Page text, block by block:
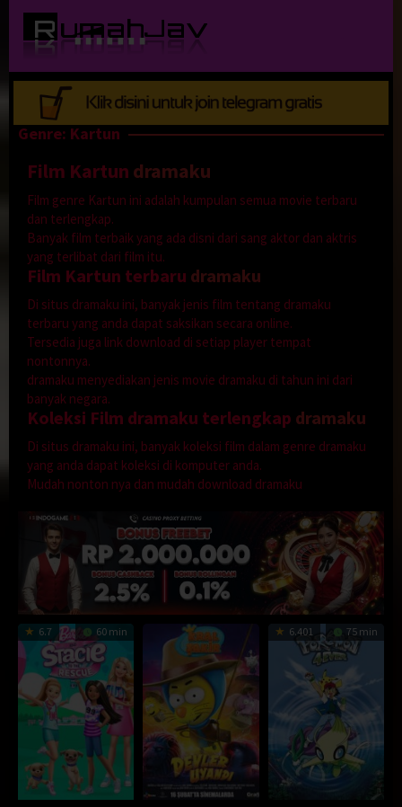
Loncat
konten
Genre: Kartun
Film Kartun dramaku
Film genre Kartun ini adalah kumpulan semua movie terbaru
dan terlengkap.
Banyak film terbaik yang ada disni dari sang aktor dan aktris
yang terlibat dari film itu.
Film Kartun terbaru dramaku
Di situs dramaku ini, banyak jenis film tentang dramaku
terbaru yang anda dapat saksikan secara online.
Tersedia juga link download di setiap player tempat
nontonnya.
dramaku menyediakan jenis movie dramaku di tahun ini dari
banyak negara.
Koleksi Film dramaku terlengkap dramaku
Di situs dramaku ini, banyak koleksi film dalam genre dramaku
yang anda dapat koleksi di komputer anda.
Mudah nonton nya dan mudah download dramaku
6.7 60 min 6.401 75 min